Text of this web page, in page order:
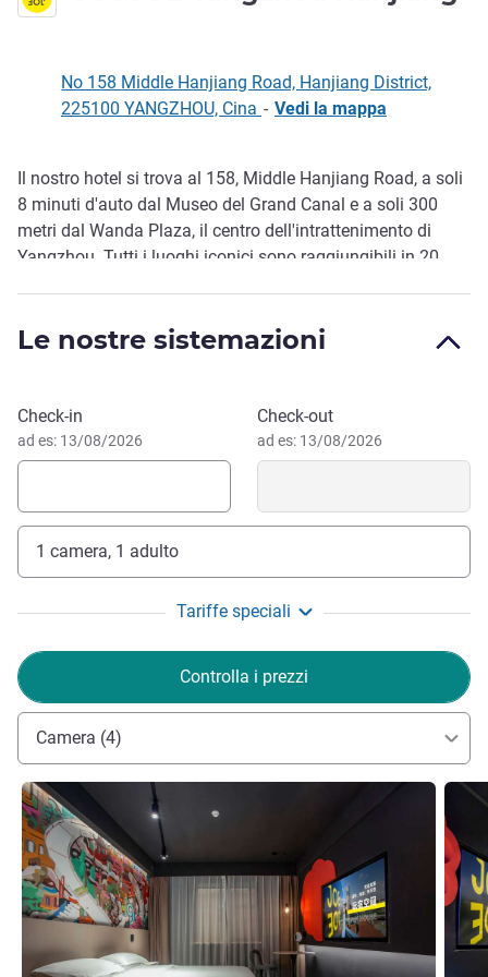
No 158 Middle Hanjiang Road, Hanjiang District,
225100 YANGZHOU, Cina - Vedi la mappa
Descrizione
Il nostro hotel si trova al 158, Middle Hanjiang Road, a soli
8 minuti d'auto dal Museo del Grand Canal e a soli 300
metri dal Wanda Plaza, il centro dell'intrattenimento di
Yangzhou. Tutti i luoghi iconici sono raggiungibili in 20
stesso tetto: caffè, birra artigianale, un campo da basket e
Le nostre sistemazioni
Prenota questo hotel
Check-in
ad es: 13/08/2026
Check-out
ad es: 13/08/2026
1 camera, 1 adulto
Tariffe speciali
Controlla i prezzi
Camera (4)
Visualizza dettagli